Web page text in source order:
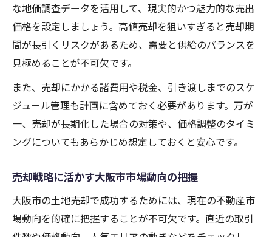
な地価調査データを活用して、現実的かつ魅力的な売出
価格を設定しましょう。高値売却を狙いすぎると売却期
間が長引くリスクがあるため、需要と供給のバランスを
見極めることが不可欠です。
また、売却にかかる諸費用や税金、引き渡しまでのスケ
ジュール管理も計画に含めておく必要があります。万が
一、売却が長期化した場合の対策や、価格調整のタイミ
ングについてもあらかじめ想定しておくと安心です。
売却戦略に活かす大阪市市場動向の把握
大阪市の土地売却で成功するためには、現在の不動産市
場動向を的確に把握することが不可欠です。直近の取引